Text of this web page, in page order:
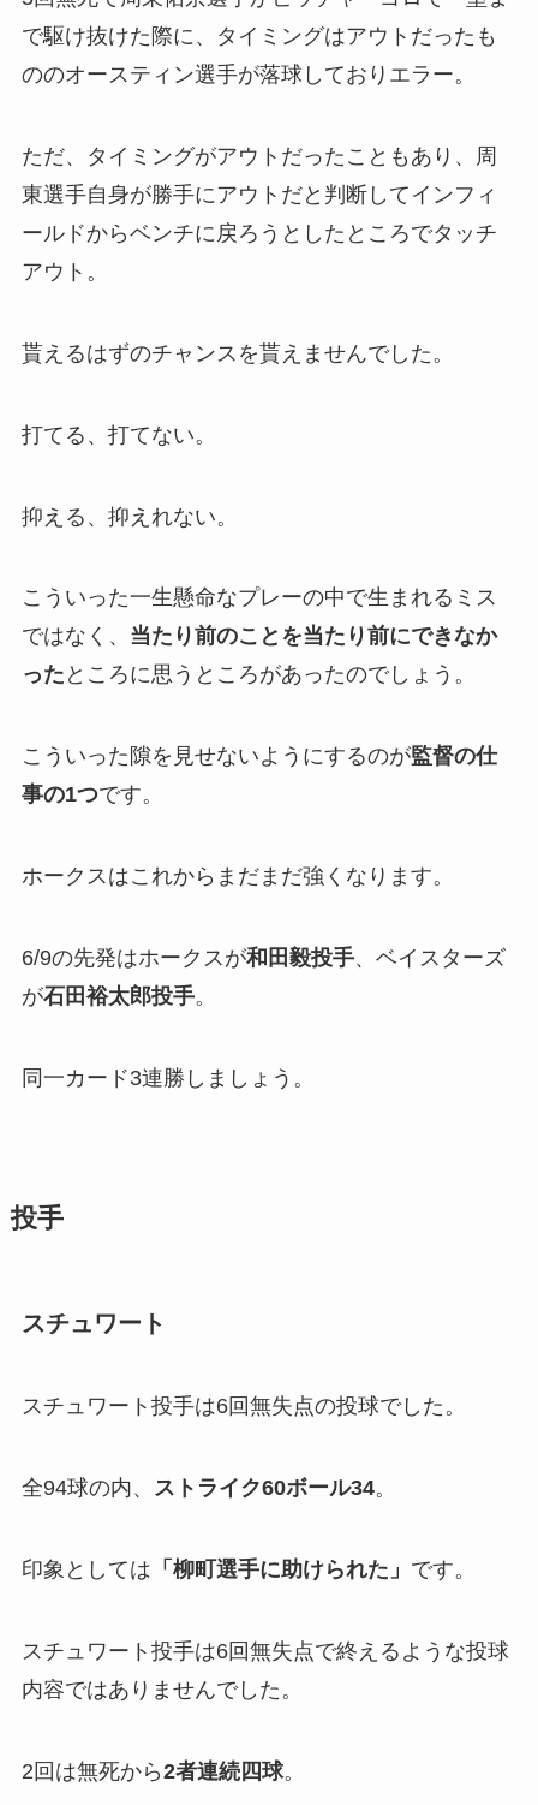
で駆け抜けた際に、タイミングはアウトだったも
ののオースティン選手が落球しておりエラー。
ただ、タイミングがアウトだったこともあり、周
東選手自身が勝手にアウトだと判断してインフィ
ールドからベンチに戻ろうとしたところでタッチ
アウト。
貰えるはずのチャンスを貰えませんでした。
打てる、打てない。
抑える、抑えれない。
こういった一生懸命なプレーの中で生まれるミス
ではなく、 当たり前のことを当たり前にできなか
った ところに思うところがあったのでしょう。
こういった隙を見せないようにするのが監督の仕
事の1つです。
ホークスはこれからまだまだ強くなります。
6/9の先発はホークスが和田毅投手、ベイスターズ
が石田裕太郎投手。
同一カード3連勝しましょう。
投手
スチュワート
スチュワート投手は6回無失点の投球でした。
全94球の内、 ストライク60ボール34。
印象としては 「 柳町選手に助けられた」 です。
スチュワート投手は6回無失点で終えるような投球
内容ではありませんでした。
2回は無死から2者連続四球。